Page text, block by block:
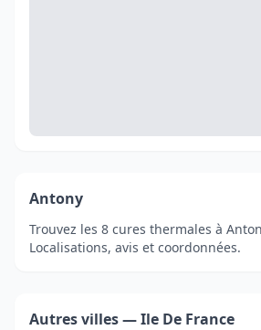
Antony
Trouvez les 8 cures thermales à
Localisations, avis et coordonnées.
Autres villes — Ile De France